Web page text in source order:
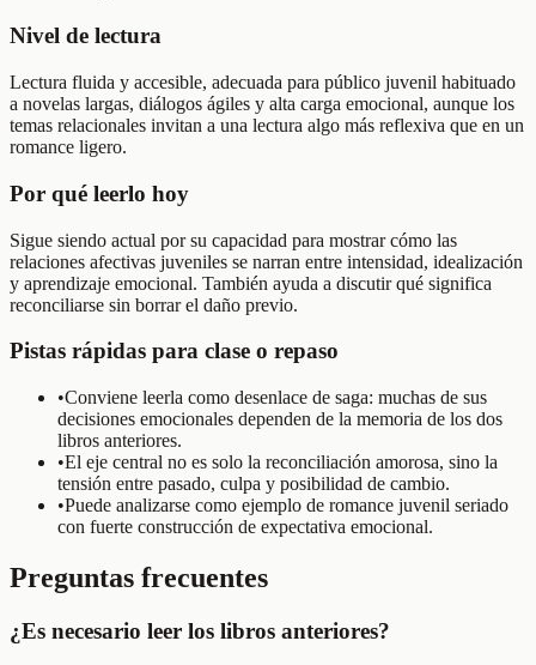
Nivel de lectura
Lectura fluida y accesible, adecuada para público juvenil habituado
a novelas largas, diálogos ágiles y alta carga emocional, aunque los
temas relacionales invitan a una lectura algo más reflexiva que en un
romance ligero.
Por qué leerlo hoy
Sigue siendo actual por su capacidad para mostrar cómo las
relaciones afectivas juveniles se narran entre intensidad, idealización
y aprendizaje emocional. También ayuda a discutir qué significa
reconciliarse sin borrar el daño previo.
Pistas rápidas para clase o repaso
•Conviene leerla como desenlace de saga: muchas de sus
decisiones emocionales dependen de la memoria de los dos
libros anteriores.
•El eje central no es solo la reconciliación amorosa, sino la
tensión entre pasado, culpa y posibilidad de cambio.
•Puede analizarse como ejemplo de romance juvenil seriado
con fuerte construcción de expectativa emocional.
Preguntas frecuentes
¿Es necesario leer los libros anteriores?